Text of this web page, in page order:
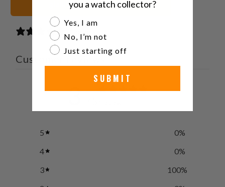
gialli Cinturini orologio
Customer reviews
3
5 0%
4
0%
3
100%
you a watch collector?
Are you a watch collector?
Yes, I am
No, I’m not
Just starting off
SUBMIT